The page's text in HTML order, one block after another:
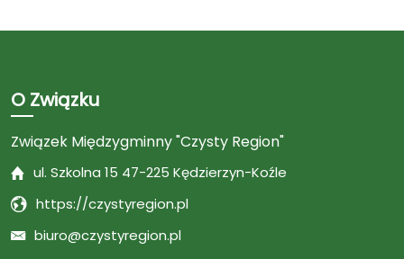
O Związku
Związek Międzygminny "Czysty Region"
ul. Szkolna 15 47-225 Kędzierzyn-Koźle
https://czystyregion.pl
biuro@czystyregion.pl